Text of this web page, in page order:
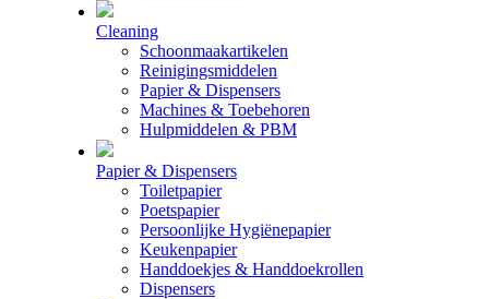
Cleaning
Schoonmaakartikelen
Reinigingsmiddelen
Papier & Dispensers
Machines & Toebehoren
Hulpmiddelen & PBM
Papier & Dispensers
Toiletpapier
Poetspapier
Persoonlijke Hygiënepapier
Keukenpapier
Handdoekjes & Handdoekrollen
Dispensers